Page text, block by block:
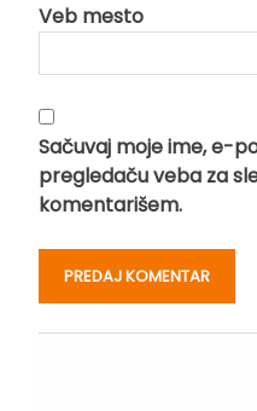
Veb mesto
Sačuvaj moje ime, e-
pregledaču veba za
komentarišem.